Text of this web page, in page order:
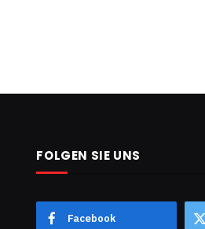
FOLGEN SIE UNS
Facebook